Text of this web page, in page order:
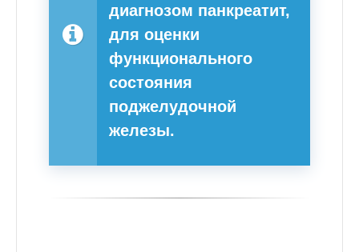
диагнозом панкреатит,
для оценки
функционального
состояния
поджелудочной
железы.